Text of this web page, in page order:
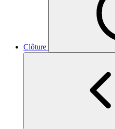
Clôture